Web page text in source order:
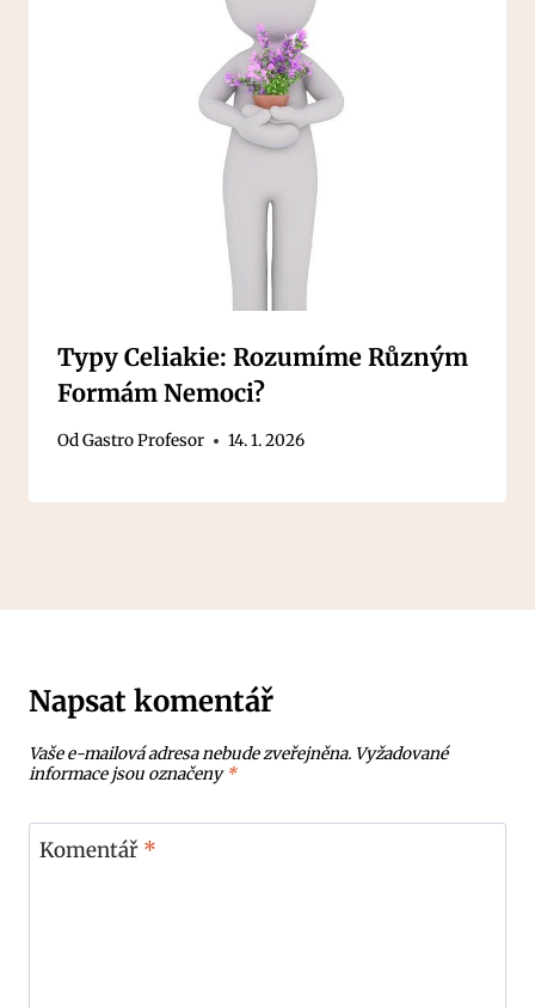
Typy Celiakie: Rozumíme Různým
Formám Nemoci?
OdGastro Profesor 14. 1. 2026
Napsat komentář
Vaše e-mailová adresa nebude zveřejněna. Vyžadované
informace jsou označeny*
Komentář *